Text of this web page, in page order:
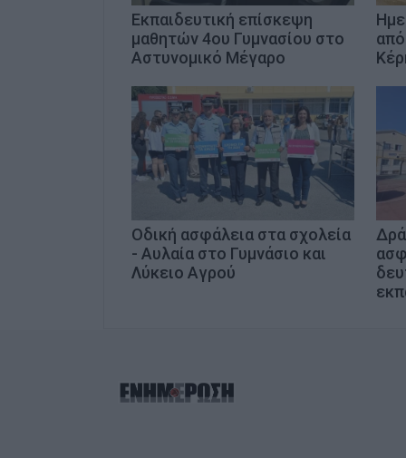
Εκπαιδευτική επίσκεψη
μαθητών 4ου Γυμνασίου στο
Αστυνομικό Μέγαρο
Οδική ασφάλεια στα σχολεία
- Αυλαία στο Γυμνάσιο και
Λύκειο Αγρού